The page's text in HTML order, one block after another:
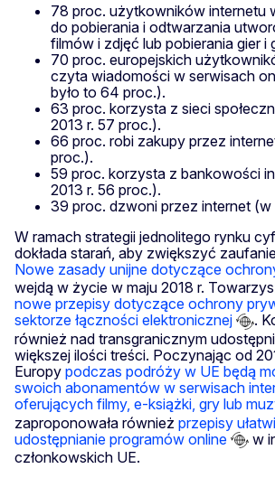
78 proc. użytkowników internetu
do pobierania i odtwarzania
filmów i zdjęć lub pobierania gier i
70 proc. europejskich
czyta wiadomości w serwisach
było to 64 proc.).
63 proc. korzysta z sieci
2013 r. 57 proc.).
66 proc. robi zakupy przez
proc.).
59 proc. korzysta z bankowości
2013 r. 56 proc.).
39 proc. dzwoni przez internet (w
W ramach strategii jednolitego rynku
dokłada starań, aby zwiększyć
Nowe zasady unijne dotyczące
wejdą w życie w maju 2018 r.
nowe przepisy dotyczące ochrony
sektorze łączności elektronicznej
.
również nad transgranicznym
większej ilości treści. Poczynając od
Europy podczas podróży w UE będą
swoich abonamentów w serwisach
oferujących filmy, e-książki, gry lub
zaproponowała również przepisy
udostępnianie programów online
w
członkowskich UE.